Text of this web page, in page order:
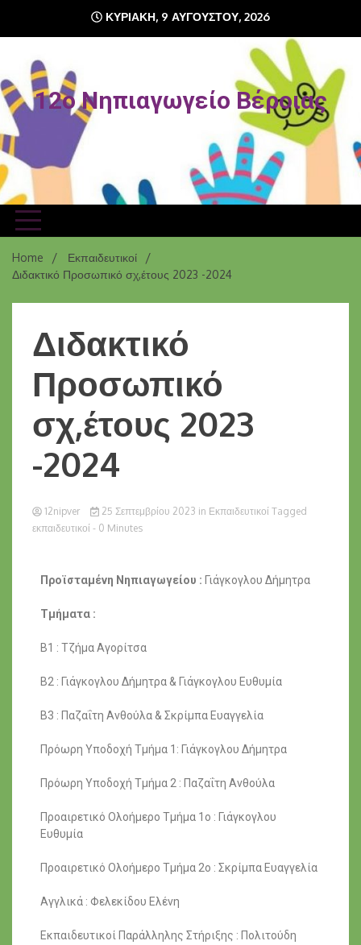
ΚΥΡΙΑΚΉ, 9 ΑΥΓΟΎΣΤΟΥ, 2026
12o Νηπιαγωγείο Βέροιας
Home
Εκπαιδευτικοί
Διδακτικό Προσωπικό σχ,έτους 2023 -2024
Διδακτικό
Προσωπικό
σχ,έτους 2023
-2024
12nipver 25 Σεπτεμβρίου 2023 in Εκπαιδευτικοί Tagged
εκπαιδευτικοί - 0 Minutes
Προϊσταμένη Νηπιαγωγείου : Γιάγκογλου Δήμητρα
Τμήματα :
Β1 : Τζήμα Αγορίτσα
Β2 : Γιάγκογλου Δήμητρα & Γιάγκογλου Ευθυμία
Β3 : Παζαΐτη Ανθούλα & Σκρίμπα Ευαγγελία
Πρόωρη Υποδοχή Τμήμα 1: Γιάγκογλου Δήμητρα
Πρόωρη Υποδοχή Τμήμα 2 : Παζαΐτη Ανθούλα
Προαιρετικό Ολοήμερο Τμήμα 1ο : Γιάγκογλου
Ευθυμία
Προαιρετικό Ολοήμερο Τμήμα 2ο : Σκρίμπα Ευαγγελία
Αγγλικά : Φελεκίδου Ελένη
Εκπαιδευτικοί Παράλληλης Στήριξης : Πολιτούδη